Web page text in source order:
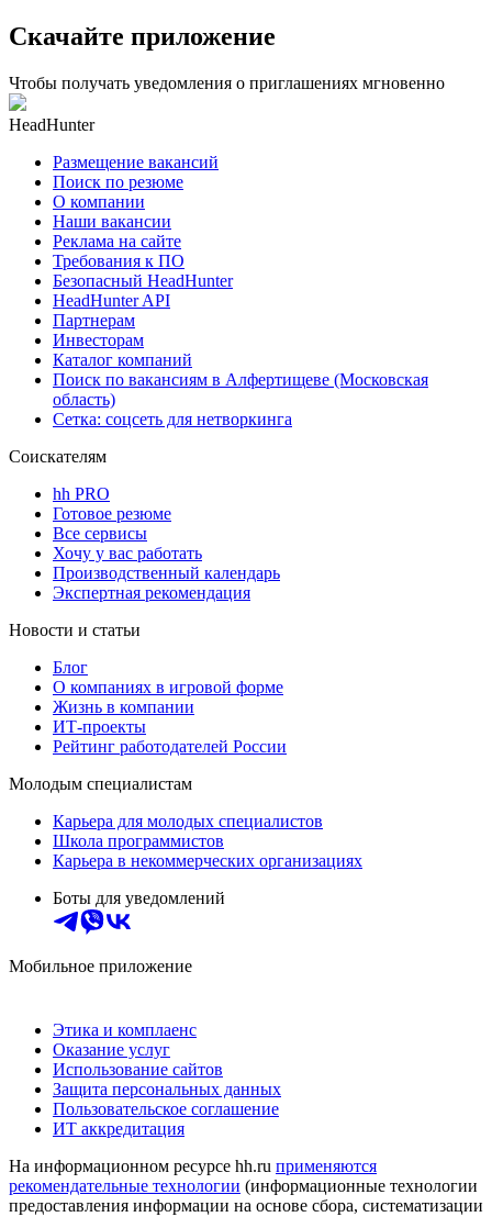
Скачайте приложение
Чтобы получать уведомления о приглашениях мгновенно
HeadHunter
Размещение вакансий
Поиск по резюме
О компании
Наши вакансии
Реклама на сайте
Требования к ПО
Безопасный HeadHunter
HeadHunter API
Партнерам
Инвесторам
Каталог компаний
Поиск по вакансиям в Алфертищеве (Московская
область)
Сетка: соцсеть для нетворкинга
Соискателям
hh PRO
Готовое резюме
Все сервисы
Хочу у вас работать
Производственный календарь
Экспертная рекомендация
Новости и статьи
Блог
О компаниях в игровой форме
Жизнь в компании
ИТ-проекты
Рейтинг работодателей России
Молодым специалистам
Карьера для молодых специалистов
Школа программистов
Карьера в некоммерческих организациях
Боты для уведомлений
Мобильное приложение
Этика и комплаенс
Оказание услуг
Использование сайтов
Защита персональных данных
Пользовательское соглашение
ИТ аккредитация
На информационном ресурсе hh.ru применяются
рекомендательные технологии (информационные технологии
предоставления информации на основе сбора, систематизации